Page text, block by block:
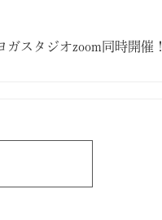
スタジオzoom同時開催！